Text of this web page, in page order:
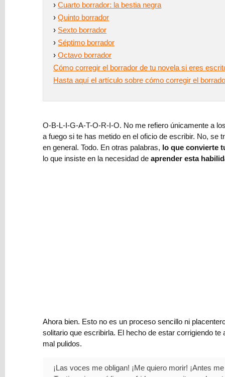
acepto
Tratamiento
datos
Política
Privacidad
Tormenta
Roja,
un
›Cuarto borrador: la bestia negra
›Quinto borrador
› Sexto borrador
› Séptimo borrador
›Octavo borrador
Cómo corregir el borrador de tu novela si eres
Hasta aquí el artículo sobre cómo corregir el
O-B-L-I-G-A-T-O-R-I-O. No me refiero únicamente a
a fuego si te has metido en el oficio de escribir. No,
en general. Todo. En otras palabras, lo que convierte
lo que insiste en la necesidad deaprender esta
Ahora bien. Esto no es un proceso sencillo ni
solitario que escribirla. El hecho de estar corrigiendo
mal pulidos.
¡Las voces me obligan! ¡Me quiero morir! ¡Antes